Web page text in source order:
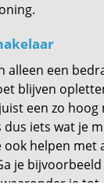
een
blijven
een zo
iets wat je
helpen
je